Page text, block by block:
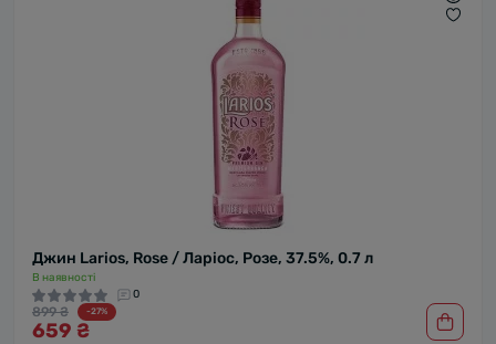
Джин Larios, Rose / Ларіос, Розе, 37.5%, 0.7 л
В наявності
0
899 ₴ -27%
659 ₴